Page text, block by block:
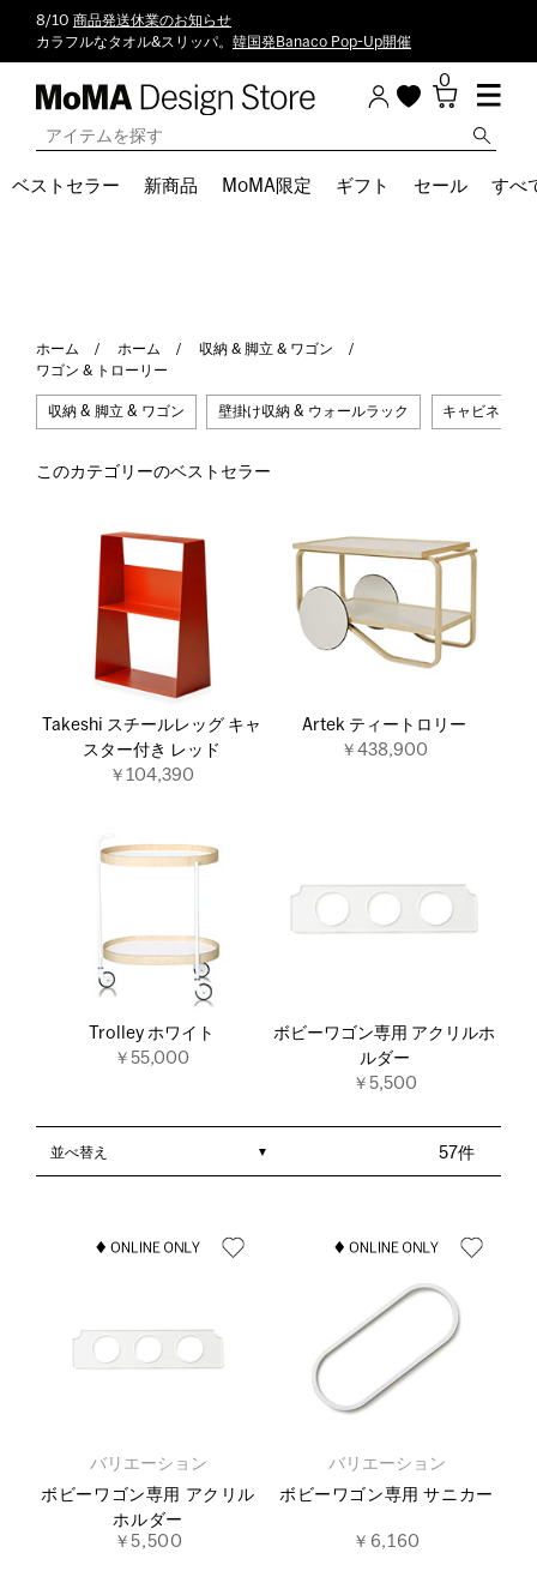
8/10 商品発送休業のお知らせ
カラフルなタオル&スリッパ。 韓国発Banaco Pop-Up開催
0
ベストセラー 新商品 MoMA限定 ギフト セール すべ
ホーム ホーム
収納 & 脚立 & ワゴン
ワゴン & トローリー
収納 & 脚立 & ワゴン 壁掛け収納 & ウォールラック キャビネット
このカテゴリーのベストセラー
Takeshi スチールレッグ キャ
スター付き レッド
￥104,390
Artek ティートロリー
￥438,900
Trolley ホワイト
￥55,000
ボビーワゴン専用 アクリルホ
ルダー
￥5,500
57件
並べ替え
バリエーション
ボビーワゴン専用 アクリル
ホルダー
￥5,500
バリエーション
ボビーワゴン専用 サニカー
￥6,160